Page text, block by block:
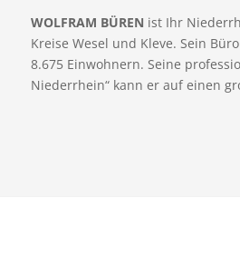
WOLFRAM BÜREN ist Ihr
Kreise Wesel und Kleve. Sein
8.675 Einwohnern. Seine
Niederrhein“ kann er auf einen